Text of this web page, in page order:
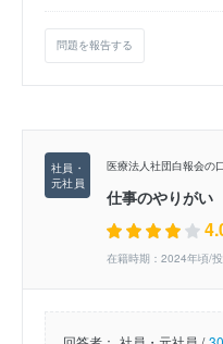
問題を報告する
医療法人社団白報会の
仕事のやりがい
在籍時期：2024年頃/